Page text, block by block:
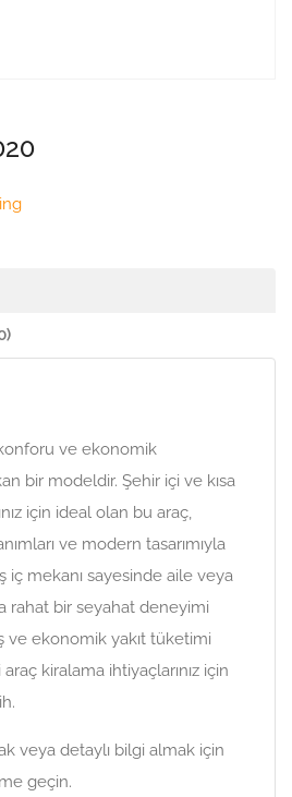
ve ekonomik
bir modeldir. Şehir içi ve kısa
için ideal olan bu araç,
ve modern tasarımıyla
iç mekanı sayesinde aile veya
rahat bir seyahat deneyimi
ve ekonomik yakıt tüketimi
araç kiralama ihtiyaçlarınız için
veya detaylı bilgi almak için
geçin.